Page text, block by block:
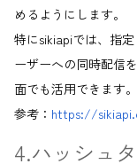
めるようにします。
特にsikiapiでは、指
ーザーへの同時配信
面でも活用できます。
参考： https://
4.ハッシュ